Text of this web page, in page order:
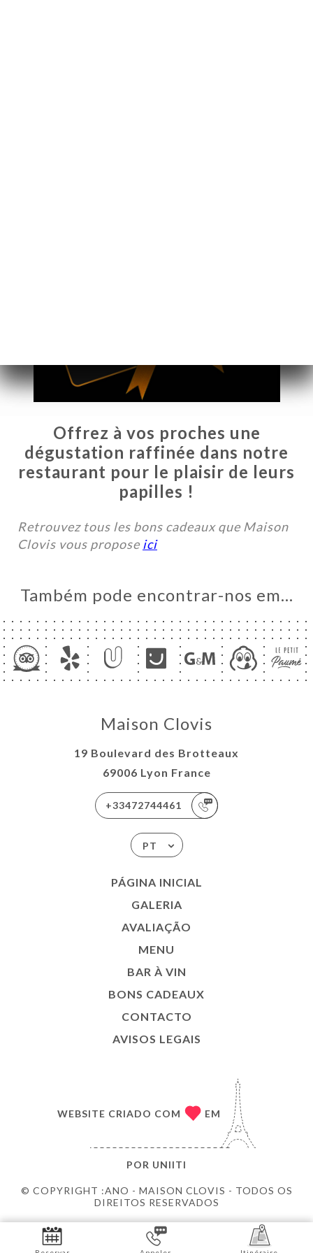
VIN
Offrez à vos proches une
dégustation raffinée dans notre
restaurant pour le plaisir de leurs
papilles !
Retrouvez tous les bons cadeaux que Maison
Clovis vous propose ici
Também pode encontrar-nos em…
Maison Clovis
19 Boulevard des Brotteaux
69006 Lyon France
+33472744461
PT
PÁGINA INICIAL
GALERIA
AVALIAÇÃO
MENU
BAR À VIN
BONS CADEAUX
CONTACTO
AVISOS LEGAIS
© COPYRIGHT :ANO - MAISON CLOVIS - TODOS OS
DIREITOS RESERVADOS
WEBSITE CRIADO COM EM
POR UNIITI